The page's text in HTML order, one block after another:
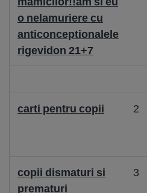
o nelamuriere cu
anticonceptionalele
rigevidon 21+7
carti pentru copii 2
copii dismaturi si
prematuri
3